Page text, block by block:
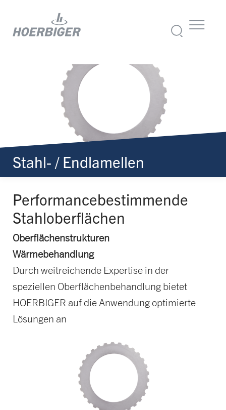
Stahl- / Endlamellen
Performancebestimmende
Stahloberflächen
Oberflächenstrukturen
Wärmebehandlung
Durch weitreichende Expertise in der
speziellen Oberflächenbehandlung bietet
HOERBIGER auf die Anwendung optimierte
Lösungen an